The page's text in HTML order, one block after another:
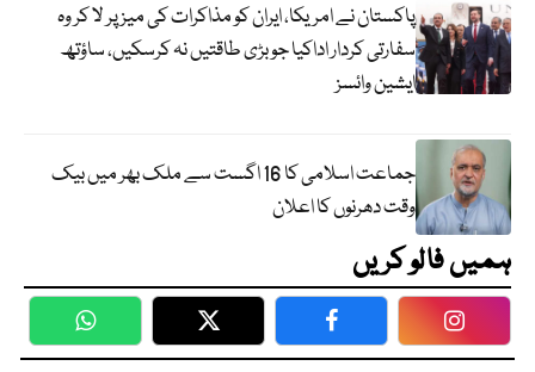
پاکستان نے امریکا، ایران کو مذاکرات کی میز پر لا کر وہ
سفارتی کردار اداکیا جو بڑی طاقتیں نہ کرسکیں، ساؤتھ
ایشین وائسز
جماعت اسلامی کا 16 اگست سے ملک بھر میں بیک
وقت دھرنوں کا اعلان
ہمیں فالو کریں
WhatsApp Twitter Facebook